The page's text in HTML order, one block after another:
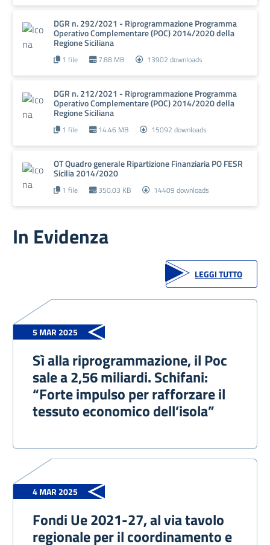
DGR n. 292/2021 - Riprogrammazione Programma
Operativo Complementare (POC) 2014/2020 della
Regione Siciliana
1 file 7.88 MB 13902 downloads
DGR n. 212/2021 - Riprogrammazione Programma
Operativo Complementare (POC) 2014/2020 della
Regione Siciliana
1 file 14.46 MB 15092 downloads
OT Quadro generale Ripartizione Finanziaria PO FESR
Sicilia 2014/2020
1 file 350.03 KB 14409 downloads
In Evidenza
LEGGI TUTTO
5 MAR 2025
Sì alla riprogrammazione, il Poc
sale a 2,56 miliardi. Schifani:
“Forte impulso per rafforzare il
tessuto economico dell’isola”
4 MAR 2025
Fondi Ue 2021-27, al via tavolo
regionale per il coordinamento e